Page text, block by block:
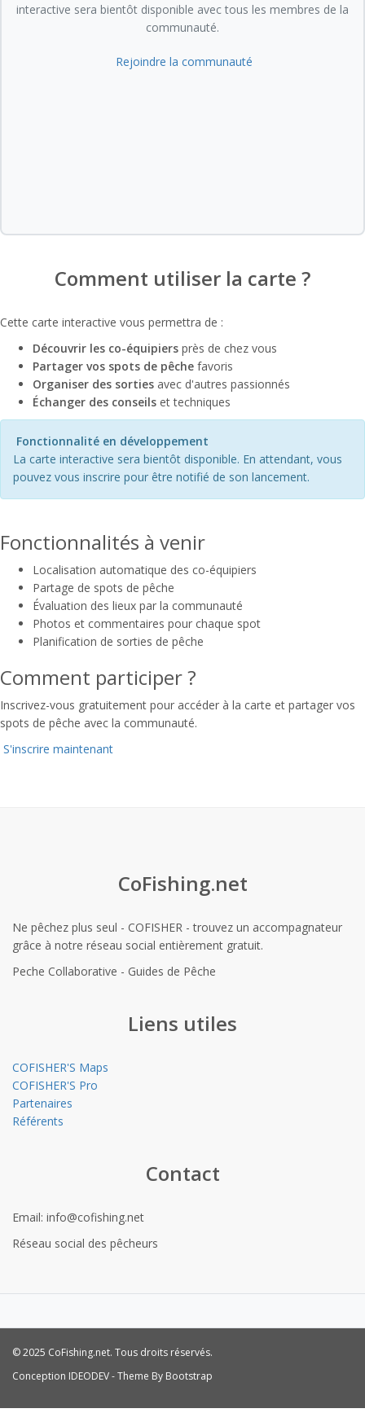
interactive sera bientôt disponible avec tous les membres de la
communauté.
Rejoindre la communauté
Comment utiliser la carte ?
Cette carte interactive vous permettra de :
Découvrir les co-équipiers près de chez vous
Partager vos spots de pêche favoris
Organiser des sorties avec d'autres passionnés
Échanger des conseils et techniques
Fonctionnalité en développement
La carte interactive sera bientôt disponible. En attendant, vous
pouvez vous inscrire pour être notifié de son lancement.
Fonctionnalités à venir
Localisation automatique des co-équipiers
Partage de spots de pêche
Évaluation des lieux par la communauté
Photos et commentaires pour chaque spot
Planification de sorties de pêche
Comment participer ?
Inscrivez-vous gratuitement pour accéder à la carte et partager vos
spots de pêche avec la communauté.
S'inscrire maintenant
CoFishing.net
Ne pêchez plus seul - COFISHER - trouvez un accompagnateur
grâce à notre réseau social entièrement gratuit.
Peche Collaborative - Guides de Pêche
Liens utiles
COFISHER'S Maps
COFISHER'S Pro
Partenaires
Référents
Contact
Email: info@cofishing.net
Réseau social des pêcheurs
© 2025 CoFishing.net. Tous droits réservés.
Conception IDEODEV - Theme By Bootstrap